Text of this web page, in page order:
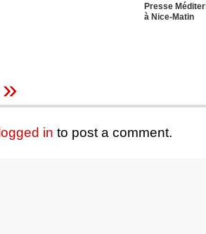
Presse
à Nice-Matin
»
logged in to post a comment.